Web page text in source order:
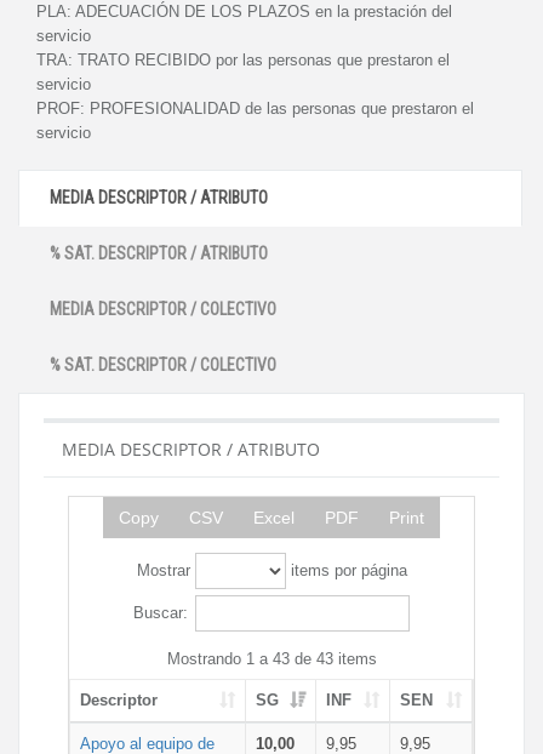
PLA: ADECUACIÓN DE LOS PLAZOS en la prestación del
servicio
TRA: TRATO RECIBIDO por las personas que prestaron el
servicio
PROF: PROFESIONALIDAD de las personas que prestaron el
servicio
MEDIA DESCRIPTOR / ATRIBUTO
% SAT. DESCRIPTOR / ATRIBUTO
MEDIA DESCRIPTOR / COLECTIVO
% SAT. DESCRIPTOR / COLECTIVO
MEDIA DESCRIPTOR / ATRIBUTO
Copy CSV Excel PDF Print
Mostrar items por página
Buscar:
Mostrando 1 a 43 de 43 items
Descriptor SG INF SEN
Apoyo al equipo de
10,00 9,95 9,95